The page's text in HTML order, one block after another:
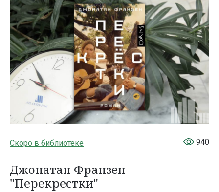
Скоро в библиотеке 940
Джонатан Франзен
"Перекрестки"